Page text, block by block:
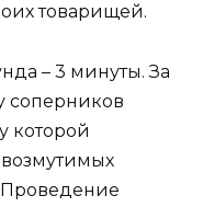
товарищей.
– 3 минуты. За
соперников
которой
Проведение